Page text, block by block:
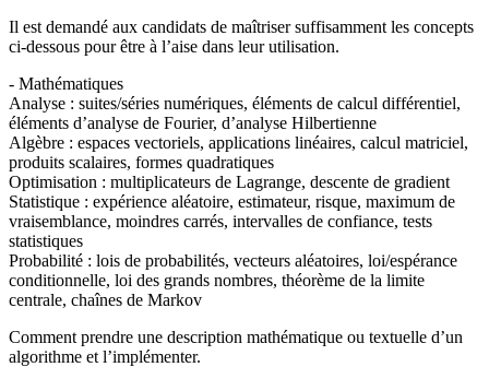
Il est demandé aux candidats de maîtriser suffisamment les concepts
ci-dessous pour être à l’aise dans leur utilisation.
- Mathématiques
Analyse : suites/séries numériques, éléments de calcul différentiel,
éléments d’analyse de Fourier, d’analyse Hilbertienne
Algèbre : espaces vectoriels, applications linéaires, calcul matriciel,
produits scalaires, formes quadratiques
Optimisation : multiplicateurs de Lagrange, descente de gradient
Statistique : expérience aléatoire, estimateur, risque, maximum de
vraisemblance, moindres carrés, intervalles de confiance, tests
statistiques
Probabilité : lois de probabilités, vecteurs aléatoires, loi/espérance
conditionnelle, loi des grands nombres, théorème de la limite
centrale, chaînes de Markov
Comment prendre une description mathématique ou textuelle d’un
algorithme et l’implémenter.